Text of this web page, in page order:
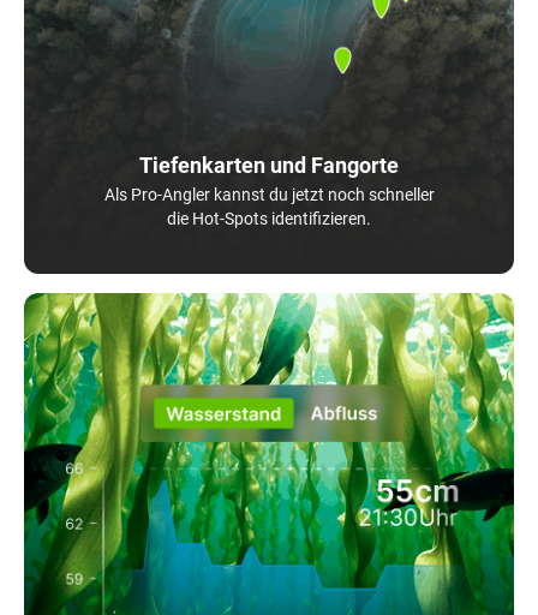
Tiefenkarten und Fangorte
Als Pro-Angler kannst du jetzt noch schneller
die Hot-Spots identifizieren.